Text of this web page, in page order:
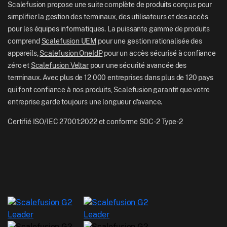
Blog
Rédaction
Careers
UK: +44-7520-641664
NZ: +64-9-888-4315
India: +91-63694-45500
Scalefusion propose une suite complète de produits conçus pour
simplifier la gestion des terminaux, des utilisateurs et des accès
pour les équipes informatiques. La puissante gamme de produits
comprend Scalefusion UEM pour une gestion rationalisée des
appareils, Scalefusion OneIdPpour un accès sécurisé à confiance
zéro et Scalefusion Veltarpour une sécurité avancée des
terminaux. Avec plus de 12 000 entreprises dans plus de 120 pays
qui font confiance à nos produits, Scalefusion garantit que votre
entreprise garde toujours une longueur d'avance.
Certifié ISO/IEC 27001:2022 et conforme SOC-2 Type-2